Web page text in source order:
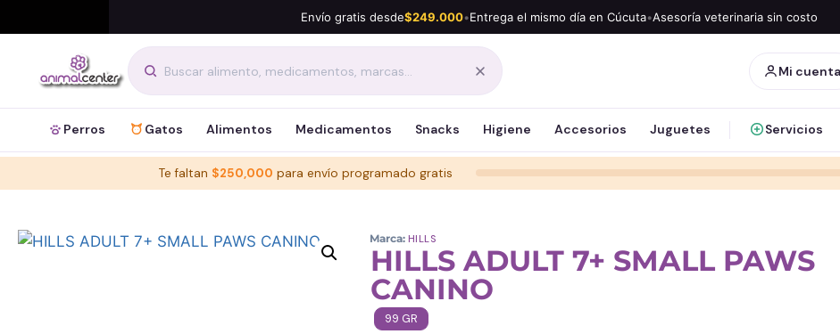
Envío gratis desde$249.000•Entrega el mismo día en Cúcuta•Asesoría veterinaria sin costo
Mi cuenta
Perros Gatos Alimentos Medicamentos Snacks Higiene Accesorios Juguetes Servicios
Te faltan $250,000 para envío programado gratis
Marca: HILLS
HILLS ADULT 7+ SMALL PAWS
CANINO
99 GR